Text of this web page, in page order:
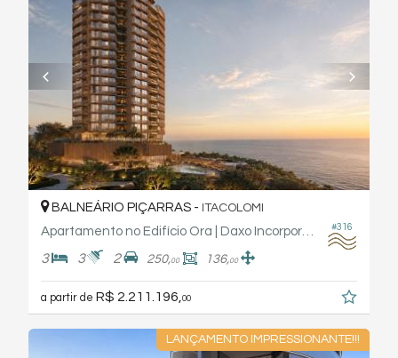
#316
BALNEÁRIO PIÇARRAS - ITACOLOMI
3 3 2 250,00 136,00
a partir de R$ 2.211.196, 00
LANÇAMENTO IMPRESSIONANTE!!!